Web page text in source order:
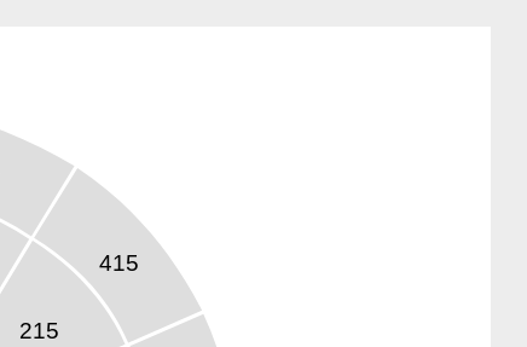
415
215